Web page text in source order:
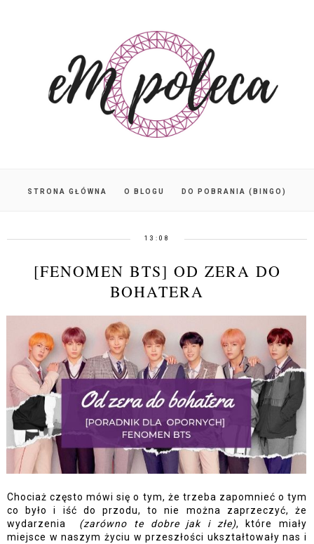
STRONA GŁÓWNA O BLOGU DO POBRANIA (BINGO)
13:08
[FENOMEN BTS] OD ZERA DO
BOHATERA
Chociaż często mówi się o tym, że trzeba zapomnieć o tym
co było i iść do przodu, to nie można zaprzeczyć, że
wydarzenia (zarówno te dobre jak i złe), które miały
miejsce w naszym życiu w przeszłości ukształtowały nas i